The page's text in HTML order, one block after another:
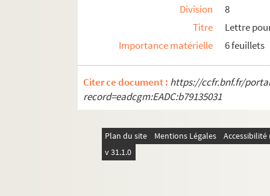
Division
8
Titre
Lettre
Importance matérielle
6 feuillets
Citer ce document : https://ccfr.bnf.fr/
record=eadcgm:EADC:b79135031
Plan du site Mentions Légales
v 31.1.0